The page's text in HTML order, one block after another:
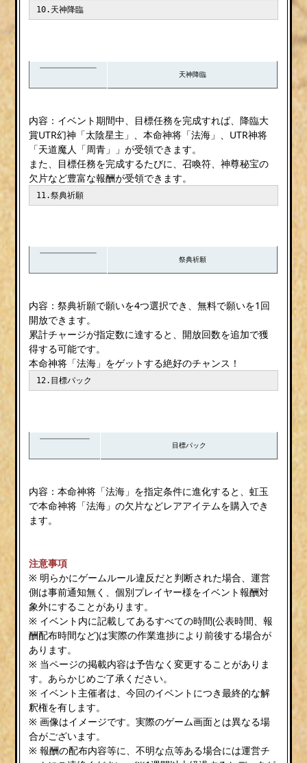
10.天神降臨
天神降臨
内容：イベント期間中、目標任務を完成すれば、降臨大
賞UTR幻神「太陰星主」、本命神将「法海」、UTR神将
「天道魔人「周青」」が受領できます。
また、目標任務を完成するたびに、召喚符、神尊秘宝の
欠片など豊富な報酬が受領できます。
11.祭典祈願
祭典祈願
内容：祭典祈願で願いを4つ選択でき、無料で願いを1回
開放できます。
累計チャージが指定数に達すると、開放回数を追加で獲
得する可能です。
本命神将「法海」をゲットする絶好のチャンス！
12.目標パック
目標パック
内容：本命神将「法海」を指定条件に進化すると、虹玉
で本命神将「法海」の欠片などレアアイテムを購入でき
ます。
注意事項
※ 明らかにゲームルール違反だと判断された場合、運営
側は事前通知無く、個別プレイヤー様をイベント報酬対
象外にすることがあります。
※ イベント内に記載してあるすべての時間(公表時間、報
酬配布時間など)は実際の作業進捗により前後する場合が
あります。
※ 当ページの掲載内容は予告なく変更することがありま
す。あらかじめご了承ください。
※ イベント主催者は、今回のイベントにつき最終的な解
釈権を有します。
※ 画像はイメージです。実際のゲーム画面とは異なる場
合がございます。
※ 報酬の配布内容等に、不明な点等ある場合には運営チ